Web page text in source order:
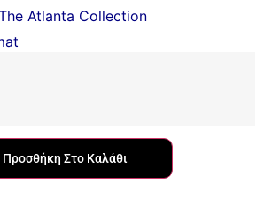
Atlanta Collection
Προσθήκη Στο Καλάθι